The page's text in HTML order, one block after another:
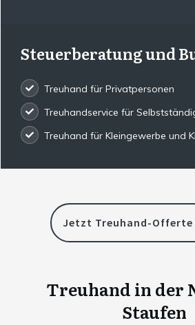
Steuerberatung und
Treuhand für Privatpersonen
Treuhandservice für
Treuhand für Kleingewerbe und
Jetzt Treuhand-Offerte
Treuhand in der
Staufen